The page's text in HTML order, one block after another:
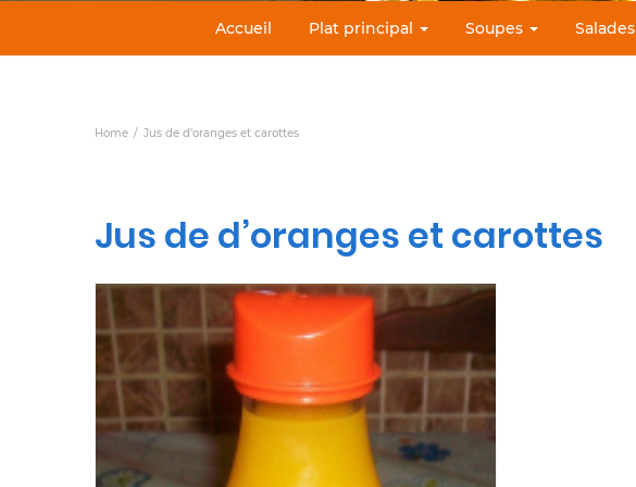
Accueil Plat principal Soupes Salades
Home Jus de d’oranges et carottes
Jus de d’oranges et carottes